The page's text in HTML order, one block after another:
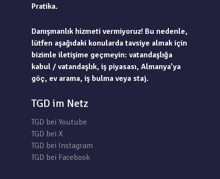
Pratika.
Danışmanlık hizmeti vermiyoruz! Bu nedenle,
lütfen aşağıdaki konularda tavsiye almak için
bizimle iletişime geçmeyin: vatandaşlığa
kabul / vatandaşlık, iş piyasası, Almanya’ya
göç, ev arama, iş bulma veya staj.
TGD im Netz
TGD bei Youtube
TGD bei X
TGD bei Instagram
TGD bei Facebook